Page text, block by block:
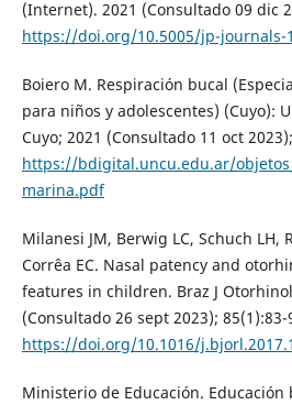
(Internet). 2021 (Consultado 09 dic
https://doi.org/10.5005/jp-journals-
Boiero M. Respiración bucal
para niños y adolescentes) (Cuyo):
Cuyo; 2021 (Consultado 11 oct
https://bdigital.uncu.edu.ar/
marina.pdf
Milanesi JM, Berwig LC, Schuch LH,
Corrêa EC. Nasal patency and
features in children. Braz J
(Consultado 26 sept 2023); 85(1):83-
https://doi.org/10.1016/
Ministerio de Educación.